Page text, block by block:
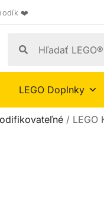
❤️
LEGO Doplnky
/ LEGO